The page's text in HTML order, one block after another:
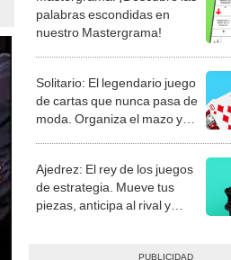
nuestro Mastergrama!
Solitario: El legendario juego
de cartas que nunca pasa de
moda. Organiza el mazo y
demuestra tu habilidad.
Ajedrez: El rey de los juegos
de estrategia. Mueve tus
piezas, anticipa al rival y
consigue el jaque mate.